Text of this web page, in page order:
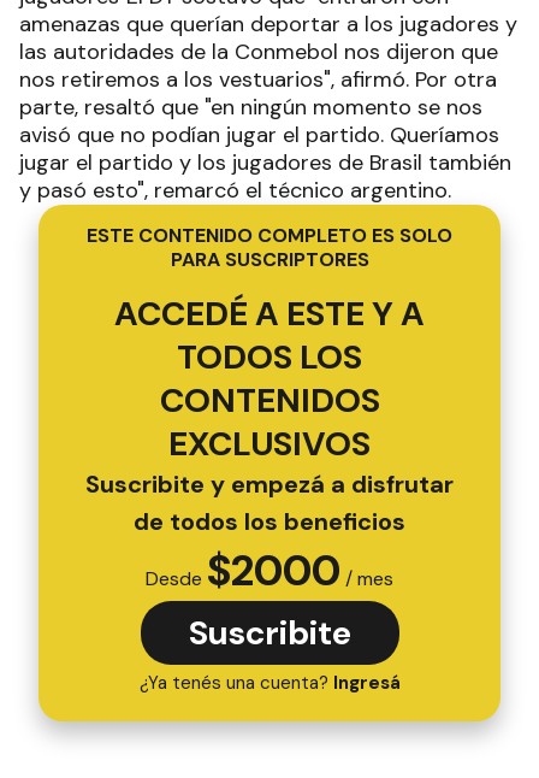
amenazas que querían deportar a los jugadores y
las autoridades de la Conmebol nos dijeron que
nos retiremos a los vestuarios", afirmó. Por otra
parte, resaltó que "en ningún momento se nos
avisó que no podían jugar el partido. Queríamos
jugar el partido y los jugadores de Brasil también
y pasó esto", remarcó el técnico argentino.
ESTE CONTENIDO COMPLETO ES SOLO
PARA SUSCRIPTORES
ACCEDÉ A ESTE Y A
TODOS LOS
CONTENIDOS
EXCLUSIVOS
Suscribite y empezá a disfrutar
de todos los beneficios
Desde $2000 / mes
Suscribite
¿Ya tenés una cuenta? Ingresá